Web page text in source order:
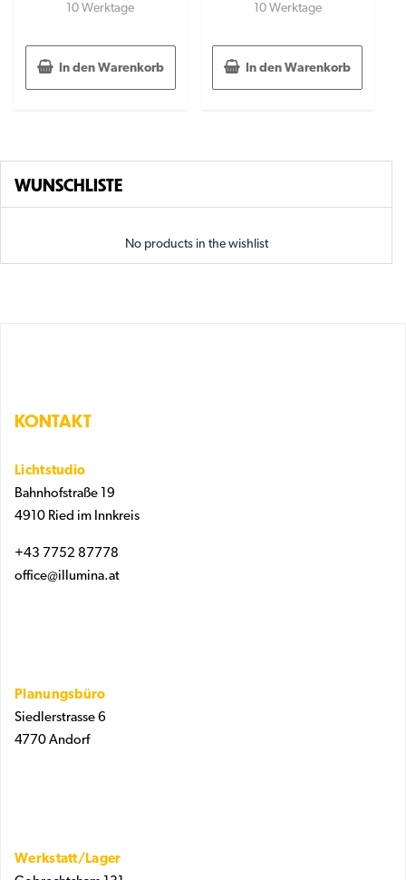
10 Werktage
In den Warenkorb
10 Werktage
In den Warenkorb
WUNSCHLISTE
No products in the wishlist
KONTAKT
Lichtstudio
Bahnhofstraße 19
4910 Ried im Innkreis
+43 7752 87778
office@illumina.at
Planungsbüro
Siedlerstrasse 6
4770 Andorf
Werkstatt/Lager